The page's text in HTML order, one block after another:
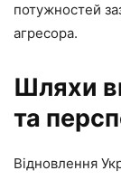
потужностей
агресора.
Шляхи
та
Відновлення